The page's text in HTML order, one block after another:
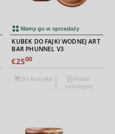
Mamy go w sprzedaży
KUBEK DO FAJKI WODNEJ ART
BAR PHUNNEL V3
€2500
Do koszyka
Pokaż
szczegóły